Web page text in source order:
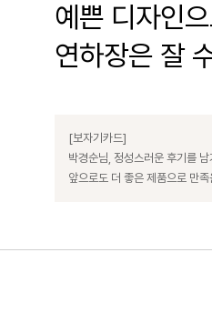
예쁜 디자인
연하장은 잘
[보자기카드]
박경순님, 정성스러운 후기를
앞으로도 더 좋은 제품으로 만